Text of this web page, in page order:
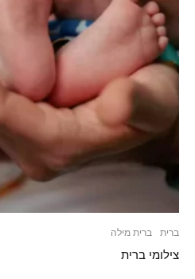
ברית ברית מילה
צילומי ברית